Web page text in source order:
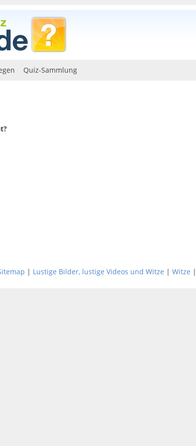
Quiz-Sammlung
| Lustige Bilder, lustige Videos und Witze | Witze |